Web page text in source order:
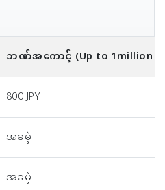
ဘဏ်အကောင့် (Up to 1million
800 JPY
အခမဲ့
အခမဲ့